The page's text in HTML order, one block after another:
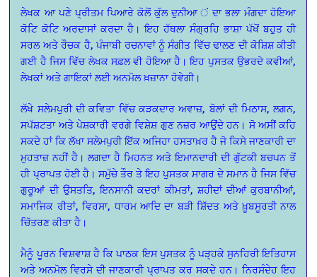
ਲੇਖਕ ਆ ਪਣੇ ਪ੍ਰੀਤਮ ਪਿਆਰੇ ਕੋਲੋਂ ਕੁੱਲ ਦੁਨੀਆ ਂ ਦਾ ਭਲਾ ਮੰਗਦਾ ਹੋਇਆ
ਕੋਟਿ ਕੋਟਿ ਅਰਦਾਸਾਂ ਕਰਦਾ ਹੈ। ਇਹ ਹੱਥਲਾ ਸੰਗ੍ਰਹਿ ਭਾਸ਼ਾ ਪੱਖੋਂ ਬਹੁਤ ਹੀ
ਸਰਲ ਅਤੇ ਰੌਚਕ ਹੈ, ਪੰਜਾਬੀ ਰਚਨਾਵਾਂ ਨੂੰ ਸੰਗੀਤ ਵਿੱਚ ਢਾਲਣ ਦੀ ਕੋਸ਼ਿਸ਼ ਕੀਤੀ
ਗਈ ਹੈ ਜਿਸ ਵਿੱਚ ਲੇਖਕ ਸਫ਼ਲ ਵੀ ਹੋਇਆ ਹੈ। ਇਹ ਪੁਸਤਕ ਉਭਰਦੇ ਕਵੀਆਂ,
ਲੇਖਕਾਂ ਅਤੇ ਗਾਇਕਾਂ ਲਈ ਅਨਮੋਲ ਖ਼ਜ਼ਾਨਾ ਹੋਵੇਗੀ।
ਲੱਖੇ ਸਲੇਮਪੁਰੀ ਦੀ ਕਵਿਤਾ ਵਿੱਚ ਕੜਕਦਾਰ ਅਵਾਜ਼, ਬੋਲਾਂ ਦੀ ਮਿਠਾਸ, ਲਗਨ,
ਸਪੱਸ਼ਟਤਾ ਅਤੇ ਪੇਸ਼ਕਾਰੀ ਵਰਗੇ ਵਿਸ਼ੇਸ਼ ਗੁਣ ਨਜ਼ਰ ਆਉਂਦੇ ਹਨ। ਸੋ ਅਸੀਂ ਕਹਿ
ਸਕਦੇ ਹਾਂ ਕਿ ਲੱਖਾ ਸਲੇਮਪੁਰੀ ਇੱਕ ਅਜਿਹਾ ਹਸਤਾਖ਼ਰ ਹੈ ਜੋ ਕਿਸੇ ਜਾਣਕਾਰੀ ਦਾ
ਮੁਹਤਾਜ਼ ਨਹੀਂ ਹੈ। ਲਗਦਾ ਹੈ ਮਿਹਨਤ ਅਤੇ ਇਮਾਨਦਾਰੀ ਦੀ ਗੁੱਟਕੀ ਬਚਪਨ ਤੋਂ
ਹੀ ਪ੍ਰਾਪਤ ਹੋਈ ਹੈ। ਸਮੁੱਚੇ ਤੌਰ ਤੇ ਇਹ ਪੁਸਤਕ ਸਾਗਰ ਦੇ ਸਮਾਨ ਹੈ ਜਿਸ ਵਿੱਚ
ਗੁਰੂਆਂ ਦੀ ਉਸਤਤਿ, ਇਨਸਾਨੀ ਕਦਰਾਂ ਕੀਮਤਾਂ, ਸ਼ਹੀਦਾਂ ਦੀਆਂ ਕੁਰਬਾਨੀਆਂ,
ਸਮਾਜਿਕ ਰੀਤਾਂ, ਵਿਰਸਾ, ਧਾਰਮ ਆਦਿ ਦਾ ਬੜੀ ਸ਼ਿੱਦਤ ਅਤੇ ਖ਼ੂਬਸੂਰਤੀ ਨਾਲ
ਚਿੱਤਰਣ ਕੀਤਾ ਹੈ।
ਮੈਨੂੰ ਪੂਰਨ ਵਿਸ਼ਵਾਸ਼ ਹੈ ਕਿ ਪਾਠਕ ਇਸ ਪੁਸਤਕ ਨੂੰ ਪੜ੍ਹਕੇ ਸੁਨਹਿਰੀ ਇਤਿਹਾਸ
ਅਤੇ ਅਨਮੋਲ ਵਿਰਸੇ ਦੀ ਜਾਣਕਾਰੀ ਪ੍ਰਾਪਤ ਕਰ ਸਕਦੇ ਹਨ। ਨਿਰਸੰਦੇਹ ਇਹ